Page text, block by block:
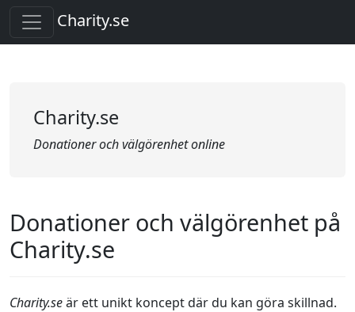
Charity.se
Charity.se
Donationer och välgörenhet online
Donationer och välgörenhet på
Charity.se
Charity.seär ett unikt koncept där du kan göra skillnad.